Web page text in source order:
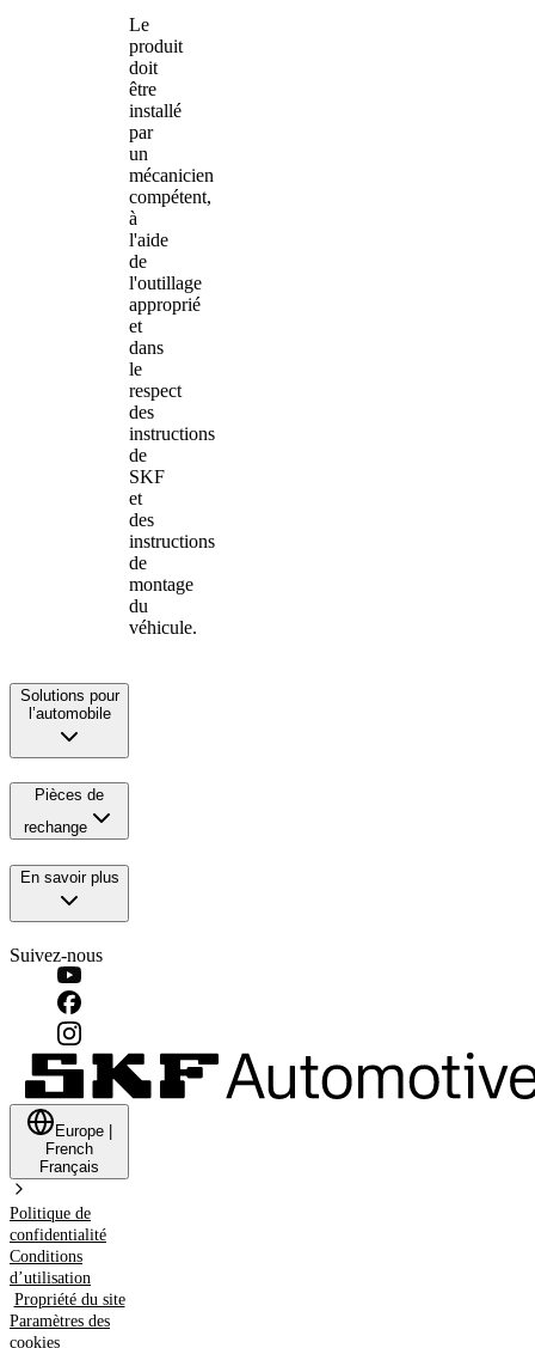
Le
produit
doit
être
installé
par
un
mécanicien
compétent,
à
l'aide
de
l'outillage
approprié
et
dans
le
respect
des
instructions
de
SKF
et
des
instructions
de
montage
du
véhicule.
Solutions pour
l’automobile
Pièces de
rechange
En savoir plus
Suivez-nous
Europe
French
Français
Politique de
confidentialité
Conditions
d’utilisation
Propriété du site
Paramètres des
cookies